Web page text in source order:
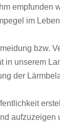
empfunden
im
bzw.
in unserem
der